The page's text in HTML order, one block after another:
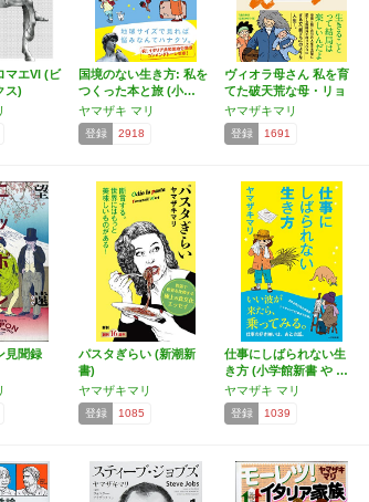
マエVI (ビ
ス)
国境のない生き方: 私を
つくった本と旅 (小…
ヤマザキ マリ
登録 2918
ヴィオラ母さん 私を育
てた破天荒な母・リョ
ウコ
ヤマザキマリ
登録 1691
見聞録
パスタぎらい (新潮新
書)
ヤマザキマリ
登録 1085
仕事にしばられない生
き方 (小学館新書 や …
ヤマザキ マリ
登録 1039